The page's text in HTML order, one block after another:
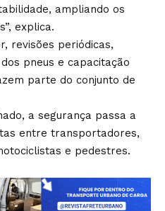
ampliando os
explica.
revisões periódicas,
pneus e capacitação
parte do conjunto de
a segurança passa a
entre transportadores,
e pedestres.